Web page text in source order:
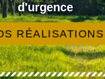
d'urgence
RÉALISATIONS